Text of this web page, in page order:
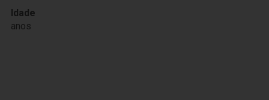
Idade
anos